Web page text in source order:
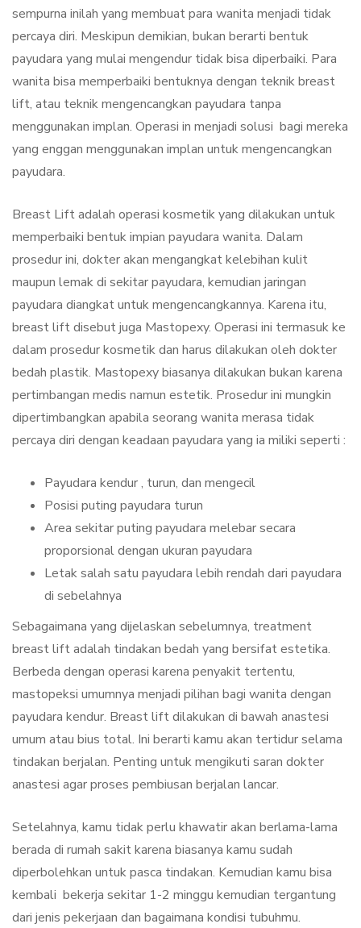
sempurna inilah yang membuat para wanita menjadi tidak
percaya diri. Meskipun demikian, bukan berarti bentuk
payudara yang mulai mengendur tidak bisa diperbaiki. Para
wanita bisa memperbaiki bentuknya dengan teknik breast
lift, atau teknik mengencangkan payudara tanpa
menggunakan implan. Operasi in menjadi solusi bagi mereka
yang enggan menggunakan implan untuk mengencangkan
payudara.
Breast Lift adalah operasi kosmetik yang dilakukan untuk
memperbaiki bentuk impian payudara wanita. Dalam
prosedur ini, dokter akan mengangkat kelebihan kulit
maupun lemak di sekitar payudara, kemudian jaringan
payudara diangkat untuk mengencangkannya. Karena itu,
breast lift disebut juga Mastopexy. Operasi ini termasuk ke
dalam prosedur kosmetik dan harus dilakukan oleh dokter
bedah plastik. Mastopexy biasanya dilakukan bukan karena
pertimbangan medis namun estetik. Prosedur ini mungkin
dipertimbangkan apabila seorang wanita merasa tidak
percaya diri dengan keadaan payudara yang ia miliki seperti :
Payudara kendur , turun, dan mengecil
Posisi puting payudara turun
Area sekitar puting payudara melebar secara
proporsional dengan ukuran payudara
Letak salah satu payudara lebih rendah dari payudara
di sebelahnya
Sebagaimana yang dijelaskan sebelumnya, treatment
breast lift adalah tindakan bedah yang bersifat estetika.
Berbeda dengan operasi karena penyakit tertentu,
mastopeksi umumnya menjadi pilihan bagi wanita dengan
payudara kendur. Breast lift dilakukan di bawah anastesi
umum atau bius total. Ini berarti kamu akan tertidur selama
tindakan berjalan. Penting untuk mengikuti saran dokter
anastesi agar proses pembiusan berjalan lancar.
Setelahnya, kamu tidak perlu khawatir akan berlama-lama
berada di rumah sakit karena biasanya kamu sudah
diperbolehkan untuk pasca tindakan. Kemudian kamu bisa
kembali bekerja sekitar 1-2 minggu kemudian tergantung
dari jenis pekerjaan dan bagaimana kondisi tubuhmu.